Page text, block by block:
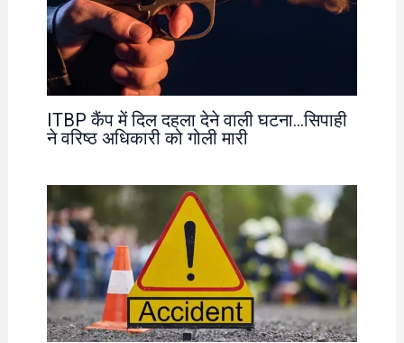
ITBP कैंप में दिल दहला देने वाली घटना…सिपाही
ने वरिष्ठ अधिकारी को गोली मारी